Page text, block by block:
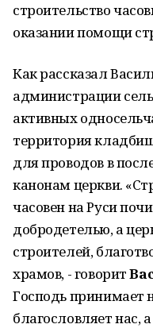
строительство
оказании помощи
Как рассказал
администрации
активных
территория
для проводов в
кано­нам церкви.
часовен на Руси
добродетелью, а
строителей,
храмов, - говорит
Господь принимает
благословляет нас,